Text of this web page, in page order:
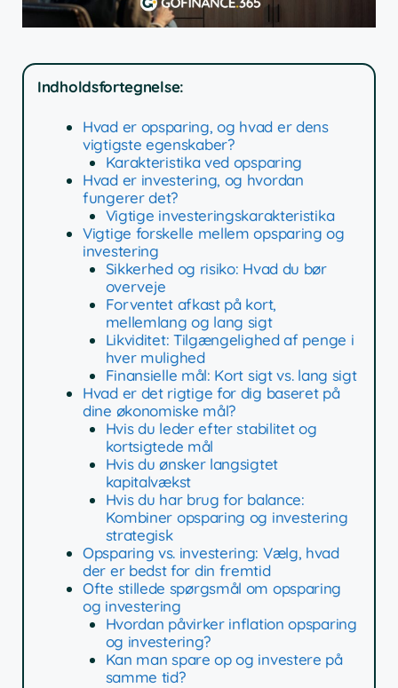
Indholdsfortegnelse:
Hvad er opsparing, og hvad er dens
vigtigste egenskaber?
Karakteristika ved opsparing
Hvad er investering, og hvordan
fungerer det?
Vigtige investeringskarakteristika
Vigtige forskelle mellem opsparing og
investering
Sikkerhed og risiko: Hvad du bør
overveje
Forventet afkast på kort,
mellemlang og lang sigt
Likviditet: Tilgængelighed af penge i
hver mulighed
Finansielle mål: Kort sigt vs. lang sigt
Hvad er det rigtige for dig baseret på
dine økonomiske mål?
Hvis du leder efter stabilitet og
kortsigtede mål
Hvis du ønsker langsigtet
kapitalvækst
Hvis du har brug for balance:
Kombiner opsparing og investering
strategisk
Opsparing vs. investering: Vælg, hvad
der er bedst for din fremtid
Ofte stillede spørgsmål om opsparing
og investering
Hvordan påvirker inflation opsparing
og investering?
Kan man spare op og investere på
samme tid?